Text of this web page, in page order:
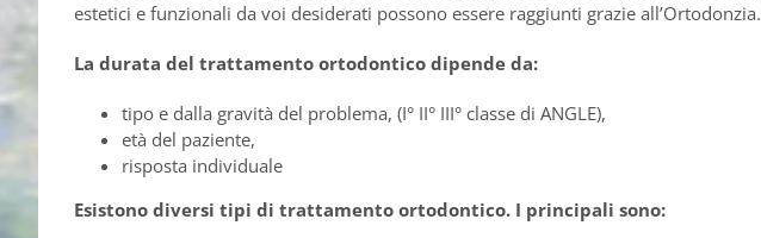
estetici e funzionali da voi desiderati possono essere raggiunti grazie all’Ortodonzia.
La durata del trattamento ortodontico dipende da:
tipo e dalla gravità del problema, (I° II° III° classe di ANGLE),
età del paziente,
risposta individuale
Esistono diversi tipi di trattamento ortodontico. I principali sono: